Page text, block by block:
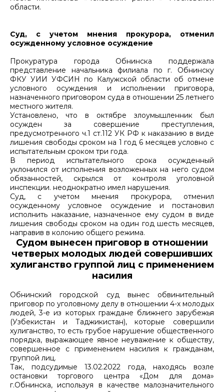
области.
Суд, с учетом мнения прокурора, отменил
осужденному условное осуждение
Прокуратура города Обнинска поддержала
представление начальника филиала по г. Обнинску
ФКУ УИИ УФСИН по Калужской области об отмене
условного осуждения и исполнении приговора,
назначенного приговором суда в отношении 25 летнего
местного жителя.
Установлено, что в октябре злоумышленник был
осужден за совершение преступления,
предусмотренного ч.1 ст.112 УК РФ к наказанию в виде
лишения свободы сроком на 1 год 6 месяцев условно с
испытательным сроком три года.
В период испытательного срока осужденный
уклонился от исполнения возложенных на него судом
обязанностей, скрылся от контроля уголовной
инспекции. неоднократно имел нарушения.
Суд, с учетом мнения прокурора, отменил
осужденному условное осуждение и постановил
исполнить наказание, назначенное ему судом в виде
лишения свободы сроком на один год шесть месяцев,
направив в колонию общего режима.
Судом вынесен приговор в отношении
четверых молодых людей совершивших
хулиганство группой лиц с применением
насилия
Обнинский городской суд вынес обвинительный
приговор по уголовному делу в отношении 4-х молодых
людей, 3-е из которых граждане ближнего зарубежья
(Узбекистан и Таджикистан), которые совершили
хулиганство, то есть грубое нарушение общественного
порядка, выражающее явное неуважение к обществу,
совершенное с применением насилия к гражданам,
группой лиц.
Так, подсудимые 13.02.2022 года, находясь возле
остановки торгового центра «Дом для дома»
г.Обнинска, используя в качестве малозначительного